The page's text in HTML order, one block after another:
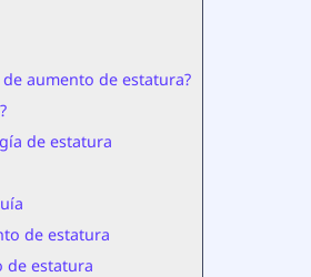
aumento de estatura?
de estatura
de estatura
de estatura